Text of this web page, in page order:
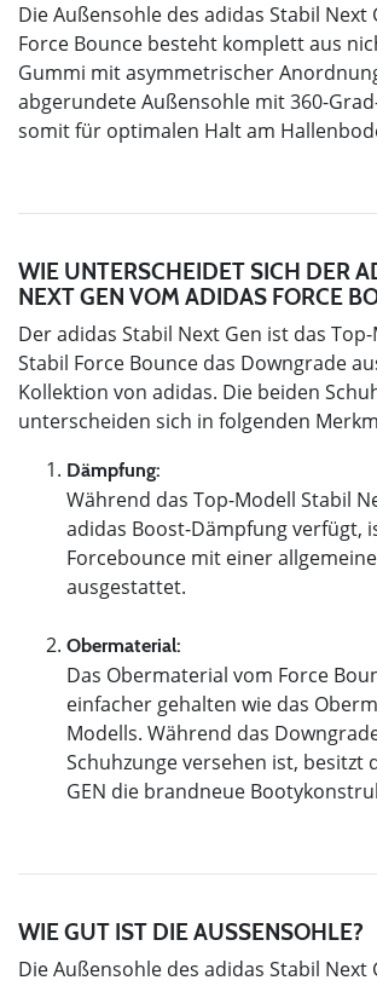
Die Außensohle des adidas Stabil Next
Force Bounce besteht komplett aus
Gummi mit asymmetrischer
abgerundete Außensohle mit 360-
somit für optimalen Halt am
WIE UNTERSCHEIDET SICH DER
NEXT GEN VOM ADIDAS FORCE
Der adidas Stabil Next Gen ist das
Stabil Force Bounce das Downgrade
Kollektion von adidas. Die beiden
unterscheiden sich in folgenden
Dämpfung:
Während das Top-Modell Stabil
adidas Boost-Dämpfung verfügt,
Forcebounce mit einer
ausgestattet.
Obermaterial:
Das Obermaterial vom Force
einfacher gehalten wie das
Modells. Während das
Schuhzunge versehen ist, besitzt
GEN die brandneue
WIE GUT IST DIE AUSSENSOHLE?
Die Außensohle des adidas Stabil Next